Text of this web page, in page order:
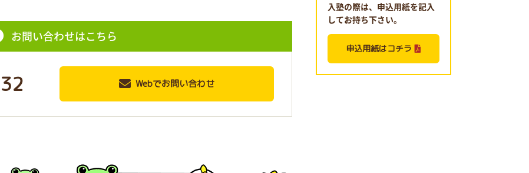
お問い合わせはこちら
Webでお問い合わせ
入塾の際は、申込用紙を記入
してお持ち下さい。
申込用紙はコチラ